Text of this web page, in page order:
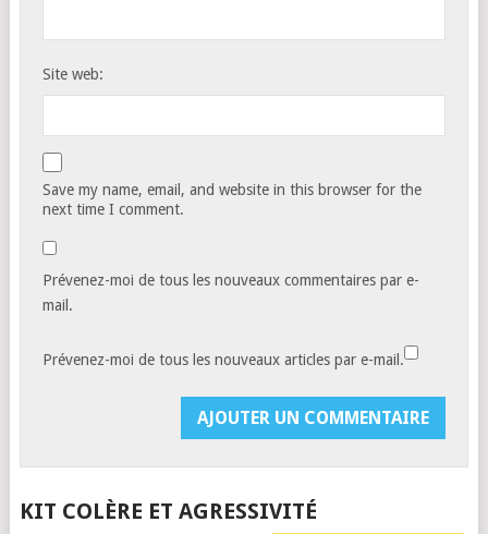
Site web:
Save my name, email, and website in this browser for the
next time I comment.
Prévenez-moi de tous les nouveaux commentaires par e-
mail.
Prévenez-moi de tous les nouveaux articles par e-mail.
KIT COLÈRE ET AGRESSIVITÉ